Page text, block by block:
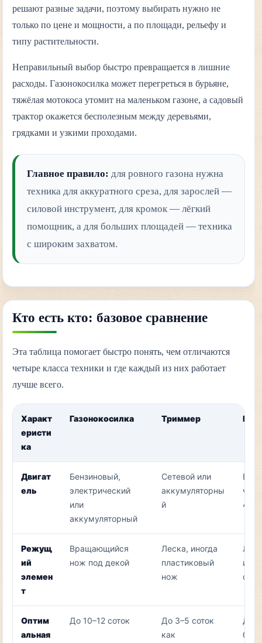
решают разные задачи, поэтому выбирать нужно не
только по цене и мощности, а по площади, рельефу и
типу растительности.
Неправильный выбор быстро превращается в лишние
расходы. Газонокосилка может перегреться в бурьяне,
тяжёлая мотокоса утомит на маленьком газоне, а садовый
трактор окажется бесполезным между деревьями,
грядками и узкими проходами.
Главное правило: для ровного газона нужна
техника для аккуратного среза, для зарослей —
силовой инструмент, для кромок — лёгкий
помощник, а для больших площадей — техника
с широким захватом.
Кто есть кто: базовое сравнение
Эта таблица помогает быстро понять, чем отличаются
четыре класса техники и где каждый из них работает
лучше всего.
Характ
еристи
ка
Газонокосилка Триммер
Двигат
ель
Бензиновый,
электрический
или
аккумуляторный
Сетевой или
аккумуляторны
й
4Т
Режущ
ий
элемен
т
Вращающийся
нож под декой
Леска, иногда
пластиковый
нож
или
Оптим
альная
До 10–12 соток
До 3–5 соток
как
До